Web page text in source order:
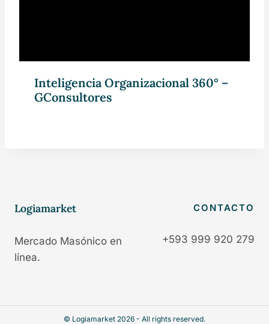
Inteligencia Organizacional 360° –
GConsultores
Logiamarket
Mercado Masónico en
línea.
CONTACTO
+593 999 920 279
© Logiamarket 2026 - All rights reserved.